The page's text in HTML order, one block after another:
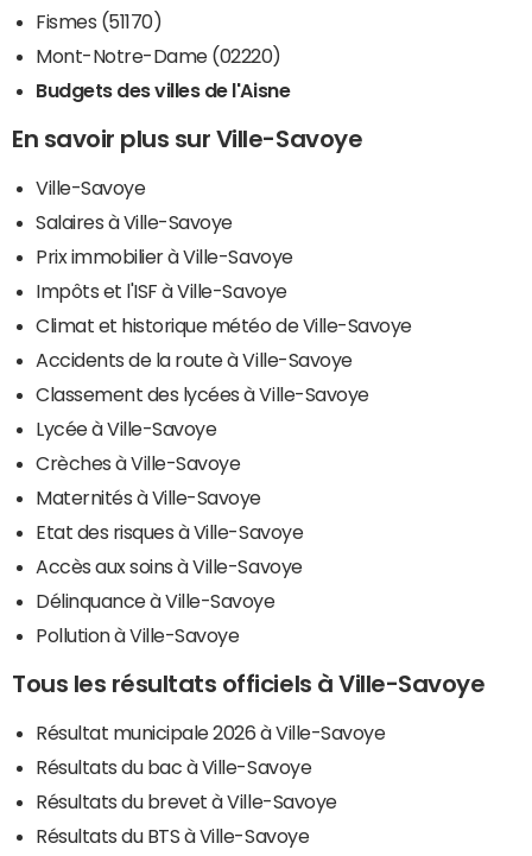
Fismes (51170)
Mont-Notre-Dame (02220)
Budgets des villes de l'Aisne
En savoir plus sur Ville-Savoye
Ville-Savoye
Salaires à Ville-Savoye
Prix immobilier à Ville-Savoye
Impôts et l'ISF à Ville-Savoye
Climat et historique météo de Ville-Savoye
Accidents de la route à Ville-Savoye
Classement des lycées à Ville-Savoye
Lycée à Ville-Savoye
Crèches à Ville-Savoye
Maternités à Ville-Savoye
Etat des risques à Ville-Savoye
Accès aux soins à Ville-Savoye
Délinquance à Ville-Savoye
Pollution à Ville-Savoye
Tous les résultats officiels à Ville-Savoye
Résultat municipale 2026 à Ville-Savoye
Résultats du bac à Ville-Savoye
Résultats du brevet à Ville-Savoye
Résultats du BTS à Ville-Savoye